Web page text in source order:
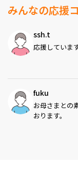
みんなの応援
ssh.t
応援していま
fuku
お母さまとの
おります。